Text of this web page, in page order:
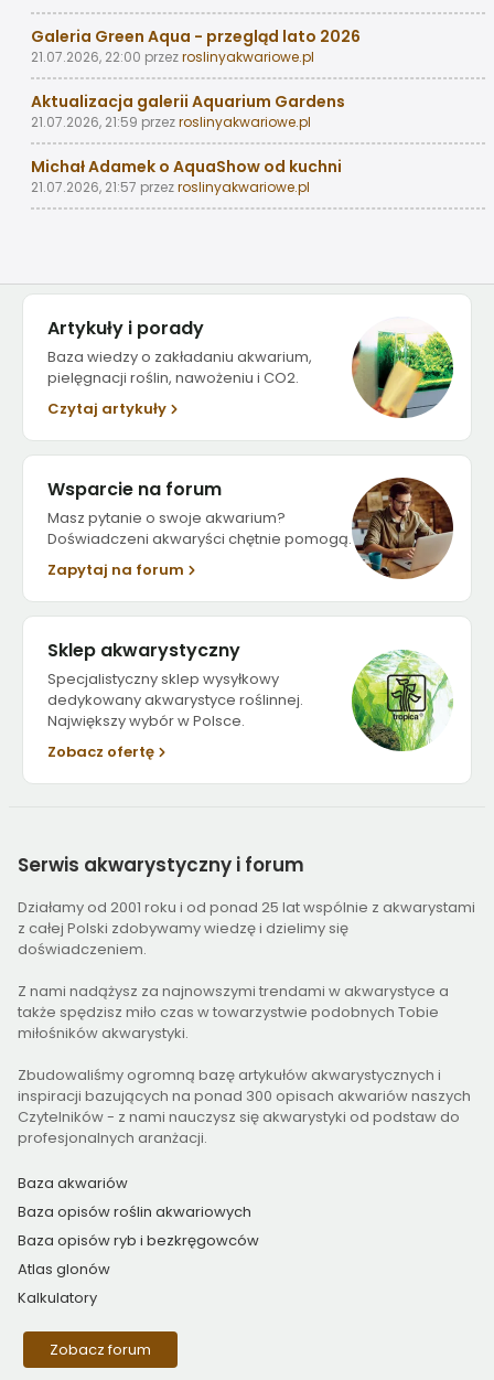
Galeria Green Aqua - przegląd lato 2026
21.07.2026, 22:00 przezroslinyakwariowe.pl
Aktualizacja galerii Aquarium Gardens
21.07.2026, 21:59 przezroslinyakwariowe.pl
Michał Adamek o AquaShow od kuchni
21.07.2026, 21:57 przezroslinyakwariowe.pl
Artykuły i porady
Baza wiedzy o zakładaniu akwarium,
pielęgnacji roślin, nawożeniu i CO2.
Czytaj artykuły
Wsparcie na forum
Masz pytanie o swoje akwarium?
Doświadczeni akwaryści chętnie pomogą.
Zapytaj na forum
Sklep akwarystyczny
Specjalistyczny sklep wysyłkowy
dedykowany akwarystyce roślinnej.
Największy wybór w Polsce.
Zobacz ofertę
Serwis akwarystyczny i forum
Działamy od 2001 roku i od ponad 25 lat wspólnie z akwarystami
z całej Polski zdobywamy wiedzę i dzielimy się
doświadczeniem.
Z nami nadążysz za najnowszymi trendami w akwarystyce a
także spędzisz miło czas w towarzystwie podobnych Tobie
miłośników akwarystyki.
Zbudowaliśmy ogromną bazę artykułów akwarystycznych i
inspiracji bazujących na ponad 300 opisach akwariów naszych
Czytelników - z nami nauczysz się akwarystyki od podstaw do
profesjonalnych aranżacji.
Baza akwariów
Baza opisów roślin akwariowych
Baza opisów ryb i bezkręgowców
Atlas glonów
Kalkulatory
Zobacz forum